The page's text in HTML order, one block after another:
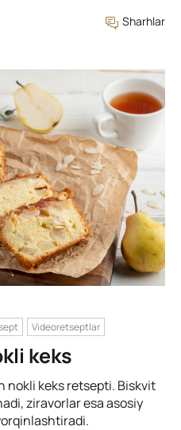
Sharhlar
Videoretseptlar
keks
nokli keks retsepti. Biskvit
ziravorlar esa asosiy